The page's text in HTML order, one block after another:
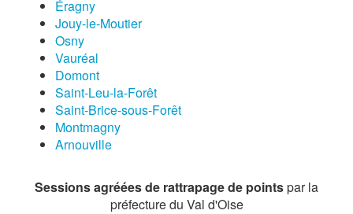
Éragny
Jouy-le-Moutier
Osny
Vauréal
Domont
Saint-Leu-la-Forêt
Saint-Brice-sous-Forêt
Montmagny
Arnouville
Sessions agréées de rattrapage de pointspar la
préfecture du Val d'Oise